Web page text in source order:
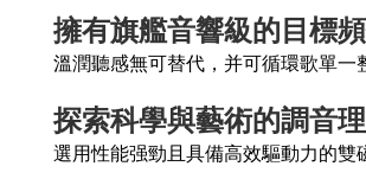
擁有旗艦音響級的目標
溫潤聽感無可替代，并可循環歌單一
探索科學與藝術的調音
選用性能强勁且具備高效驅動力的雙